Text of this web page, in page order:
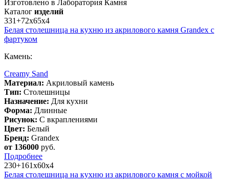
Изготовлено в Лаборатория Камня
Каталог изделий
331+72х65х4
Белая столешница на кухню из акрилового камня Grandex с
фартуком
Камень:
Creamy Sand
Материал: Акриловый камень
Тип: Столешницы
Назначение: Для кухни
Форма: Длинные
Рисунок: С вкраплениями
Цвет: Белый
Бренд: Grandex
от 136000 руб.
Подробнее
230+161х60х4
Белая столешница на кухню из акрилового камня с мойкой